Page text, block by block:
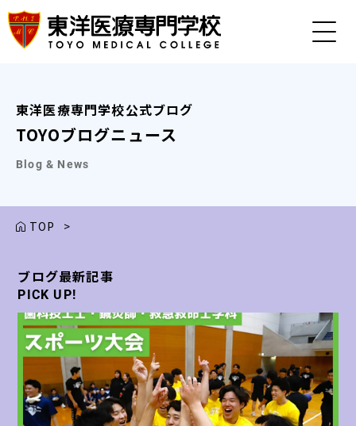
東洋医療専門学校公式ブログ
TOYOブログニュース
Blog & News
TOP >
ブログ最新記事
PICK UP!
ブログ最新記事
PICK UP!
ブログ最新記事
PICK UP!
ブログ最新記事
PICK UP!
ブログ最新記事
PICK UP!